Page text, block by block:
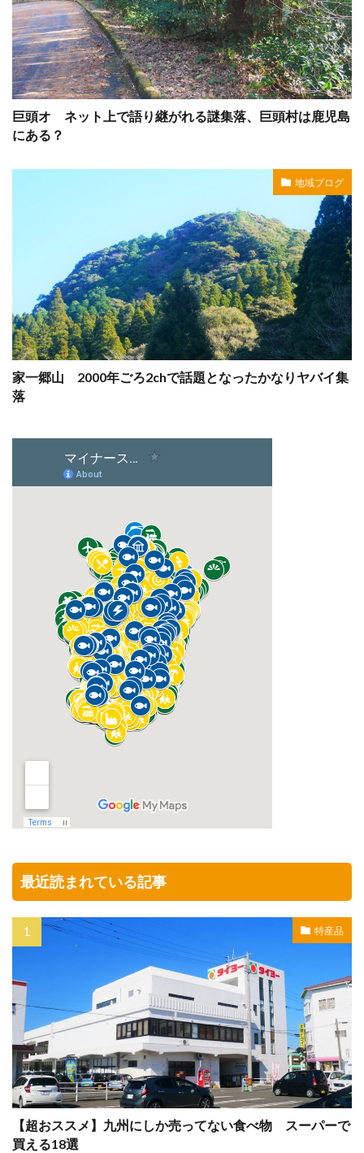
巨頭オ ネット上で語り継がれる謎集落、巨頭村は鹿児島
にある？
地域ブログ
家一郷山 2000年ごろ2chで話題となったかなりヤバイ集
落
最近読まれている記事
特産品
【超おススメ】九州にしか売ってない食べ物 スーパーで
買える18選